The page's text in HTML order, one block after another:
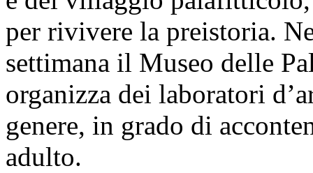
per rivivere la preistoria.
settimana il Museo delle
organizza dei laboratori
genere, in grado di
adulto.